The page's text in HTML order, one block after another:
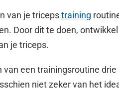
van je tricepstraining
Door dit te doen,
je triceps.
van een trainingsroutine
niet zeker van het